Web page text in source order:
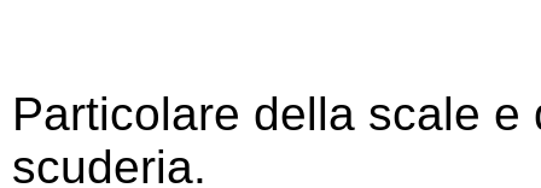
Particolare della scale
scuderia.